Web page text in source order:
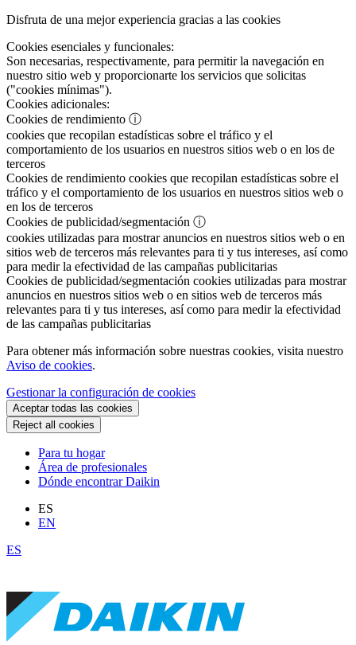
Disfruta de una mejor experiencia gracias a las cookies
Cookies esenciales y funcionales:
Son necesarias, respectivamente, para permitir la navegación en
nuestro sitio web y proporcionarte los servicios que solicitas
("cookies mínimas").
Cookies adicionales:
Cookies de rendimiento ⓘ
cookies que recopilan estadísticas sobre el tráfico y el
comportamiento de los usuarios en nuestros sitios web o en los de
terceros
Cookies de rendimiento cookies que recopilan estadísticas sobre el
tráfico y el comportamiento de los usuarios en nuestros sitios web o
en los de terceros
Cookies de publicidad/segmentación ⓘ
cookies utilizadas para mostrar anuncios en nuestros sitios web o en
sitios web de terceros más relevantes para ti y tus intereses, así como
para medir la efectividad de las campañas publicitarias
Cookies de publicidad/segmentación cookies utilizadas para mostrar
anuncios en nuestros sitios web o en sitios web de terceros más
relevantes para ti y tus intereses, así como para medir la efectividad
de las campañas publicitarias
Para obtener más información sobre nuestras cookies, visita nuestro
Aviso de cookies.
Gestionar la configuración de cookies
Aceptar todas las cookies
Reject all cookies
Para tu hogar
Área de profesionales
Dónde encontrar Daikin
ES
EN
ES